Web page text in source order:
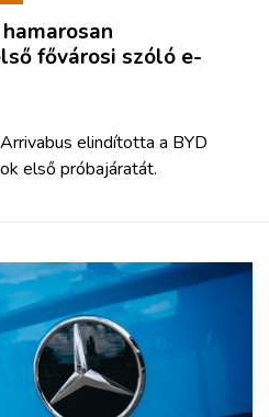
fővárosi szóló e-
elindította a BYD
első próbajáratát.